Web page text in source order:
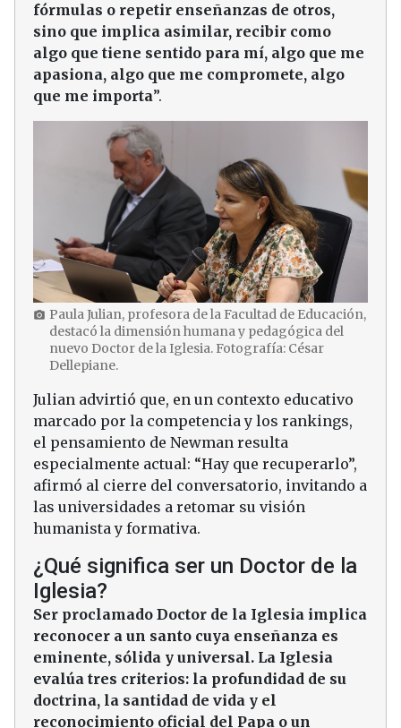
fórmulas o repetir enseñanzas de otros,
sino que implica asimilar, recibir como
algo que tiene sentido para mí, algo que me
apasiona, algo que me compromete, algo
que me importa”.
photo_camera Paula Julian, profesora de la Facultad de Educación,
destacó la dimensión humana y pedagógica del
nuevo Doctor de la Iglesia. Fotografía: César
Dellepiane.
Julian advirtió que, en un contexto educativo
marcado por la competencia y los rankings,
el pensamiento de Newman resulta
especialmente actual: “Hay que recuperarlo”,
afirmó al cierre del conversatorio, invitando a
las universidades a retomar su visión
humanista y formativa.
¿Qué significa ser un Doctor de la
Iglesia?
Ser proclamado Doctor de la Iglesia implica
reconocer a un santo cuya enseñanza es
eminente, sólida y universal. La Iglesia
evalúa tres criterios: la profundidad de su
doctrina, la santidad de vida y el
reconocimiento oficial del Papa o un